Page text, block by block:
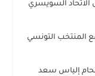
السويسري
المنتخب التونسي
إلياس سعد